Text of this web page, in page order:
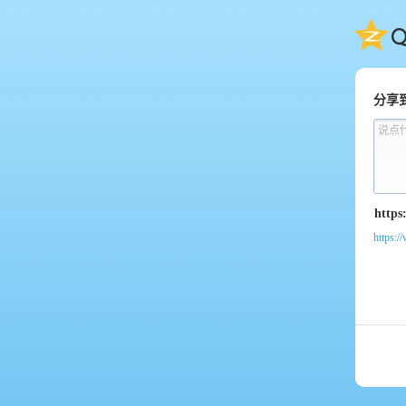
QQ
分享
说点
https://